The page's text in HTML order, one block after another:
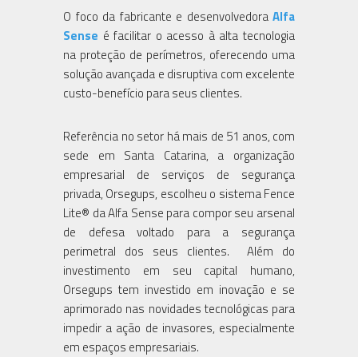
O foco da fabricante e desenvolvedora Alfa
Sense é facilitar o acesso à alta tecnologia
na proteção de perímetros, oferecendo uma
solução avançada e disruptiva com excelente
custo-benefício para seus clientes.
Referência no setor há mais de 51 anos, com
sede em Santa Catarina, a organização
empresarial de serviços de segurança
privada, Orsegups, escolheu o sistema Fence
Lite® da Alfa Sense para compor seu arsenal
de defesa voltado para a segurança
perimetral dos seus clientes. Além do
investimento em seu capital humano,
Orsegups tem investido em inovação e se
aprimorado nas novidades tecnológicas para
impedir a ação de invasores, especialmente
em espaços empresariais.